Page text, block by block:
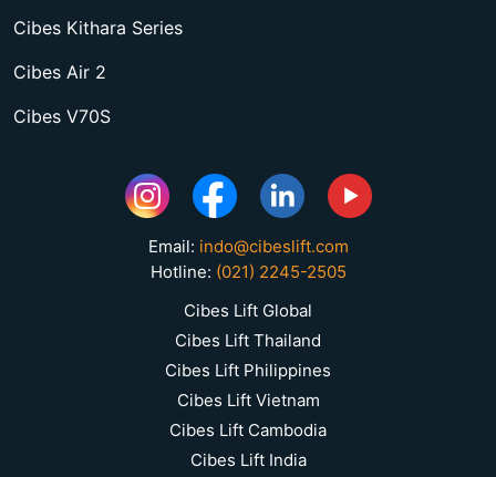
Cibes Kithara Series
Cibes Air 2
Cibes V70S
Email: indo@cibeslift.com
Hotline: (021) 2245-2505
Cibes Lift Global
Cibes Lift Thailand
Cibes Lift Philippines
Cibes Lift Vietnam
Cibes Lift Cambodia
Cibes Lift India